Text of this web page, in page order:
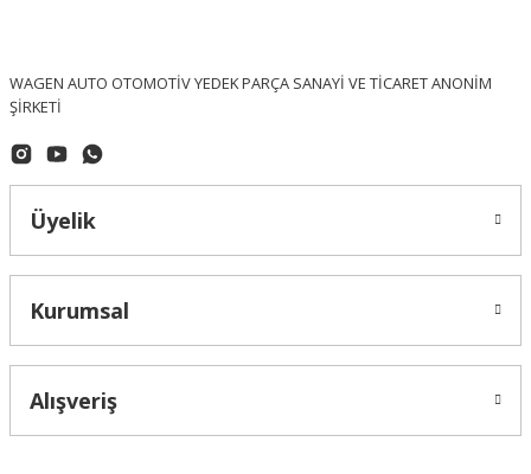
WAGEN AUTO OTOMOTİV YEDEK PARÇA SANAYİ VE TİCARET ANONİM
ŞİRKETİ
Üyelik
Kurumsal
Alışveriş